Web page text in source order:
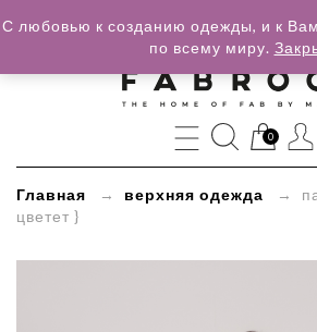
»
пальто
мой
сад
цветет
0
Главная → верхняя одежда →
цветет }
С любовью к созданию одежды, и к
по всему миру.